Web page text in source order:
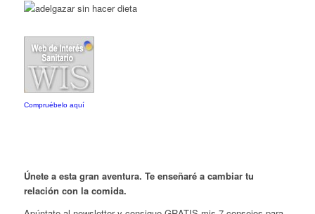
Compruébelo aquí
Únete a esta gran aventura. Te enseñaré a cambiar tu
relación con la comida.